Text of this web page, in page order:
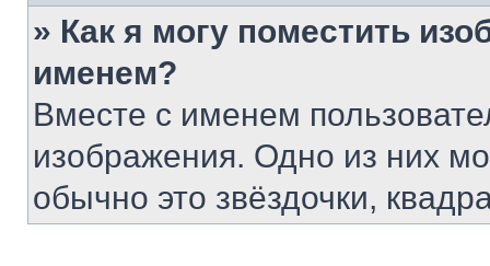
» Как я могу поместить
именем?
Вместе с именем
изображения. Одно из них
обычно это звёздочки,